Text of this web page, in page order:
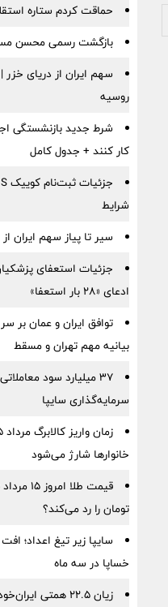
حماقت کردم ستاره
بازگشت رسمی محسن
سهم ایران از دریای
روسیه
کار کنند + جدول کامل
شرایط
سیر تا پیاز سهم ایران
جزئیات استعفای
ادعای «۲۸ بار استعفا»
توافق ایران و عمان بر
بیانیه مهم تهران و مسقط
سرمایه‌گذاری سایپا
خانوارها شارژ می‌شود
تومان را رد می‌کند؟
خساپا در سه ماه